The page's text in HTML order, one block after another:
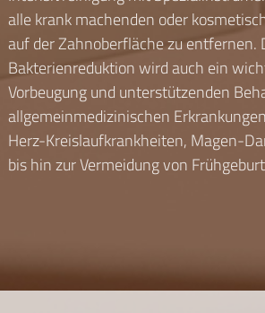
alle krank machenden oder
auf der Zahnoberfläche zu entfernen.
Bakterienreduktion wird auch ein
Vorbeugung und unterstützenden
allgemeinmedizinischen
Herz-Kreislaufkrankheiten, Magen-
bis hin zur Vermeidung von